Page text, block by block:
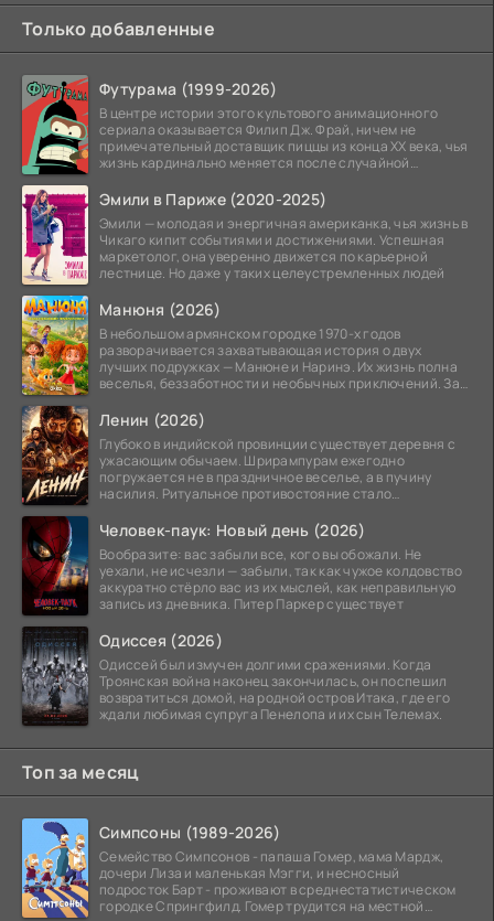
Только добавленные
Футурама (1999-2026)
В центре истории этого культового анимационного
сериала оказывается Филип Дж. Фрай, ничем не
примечательный доставщик пиццы из конца XX века, чья
жизнь кардинально меняется после случайной
Эмили в Париже (2020-2025)
Эмили — молодая и энергичная американка, чья жизнь в
Чикаго кипит событиями и достижениями. Успешная
маркетолог, она уверенно движется по карьерной
лестнице. Но даже у таких целеустремленных людей
Манюня (2026)
В небольшом армянском городке 1970-х годов
разворачивается захватывающая история о двух
лучших подружках — Манюне и Наринэ. Их жизнь полна
веселья, беззаботности и необычных приключений. За
Ленин (2026)
Глубоко в индийской провинции существует деревня с
ужасающим обычаем. Шрирампурам ежегодно
погружается не в праздничное веселье, а в пучину
насилия. Ритуальное противостояние стало
Человек-паук: Новый день (2026)
Вообразите: вас забыли все, кого вы обожали. Не
уехали, не исчезли — забыли, так как чужое колдовство
аккуратно стёрло вас из их мыслей, как неправильную
запись из дневника. Питер Паркер существует
Одиссея (2026)
Одиссей был измучен долгими сражениями. Когда
Троянская война наконец закончилась, он поспешил
возвратиться домой, на родной остров Итака, где его
ждали любимая супруга Пенелопа и их сын Телемах.
Топ за месяц
Симпсоны (1989-2026)
Семейство Симпсонов - папаша Гомер, мама Мардж,
дочери Лиза и маленькая Мэгги, и несносный
подросток Барт - проживают в среднестатистическом
городке Спрингфилд. Гомер трудится на местной